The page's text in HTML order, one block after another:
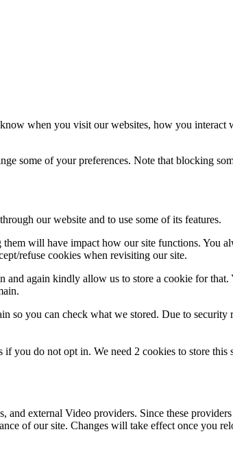
when you visit our websites, how you
some of your preferences. Note that blocking
our website and to use some of its features.
will have impact how our site functions. You
refuse cookies when revisiting our site.
again kindly allow us to store a cookie for
you can check what we stored. Due to
if you do not opt in. We need 2 cookies to store
external Video providers. Since these
of our site. Changes will take effect once you